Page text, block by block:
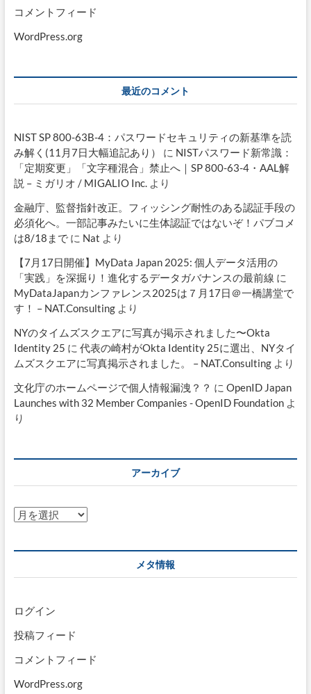
コメントフィード
WordPress.org
最近のコメント
NIST SP 800-63B-4：パスワードセキュリティの新基準を読
み解く(11月7日大幅追記あり）
に NISTパスワード新常識：
「定期変更」「文字種混合」禁止へ｜SP 800-63-4・AAL解
説 – ミガリオ / MIGALIO Inc.より
金融庁、監督指針改正。フィッシング耐性のある認証手段の
必須化へ。一部記事みたいに生体認証ではないぞ！パブコメ
は8/18までに Nat より
【7月17日開催】MyData Japan 2025: 個人データ活用の
「実践」を深掘り！進化するデータガバナンスの最前線 に
MyDataJapanカンファレンス2025は７月17日＠一橋講堂で
す！ – NAT.Consultingより
NYのタイムズスクエアに写真が掲示されました〜Okta
Identity 25 に 代表の崎村がOkta Identity 25に選出、NYタイ
ムズスクエアに写真掲示されました。 – NAT.Consultingより
文化庁のホームページで個人情報漏洩？？ に OpenID Japan
Launches with 32 Member Companies - OpenID Foundationよ
り
アーカイブ
ア
ブ
メタ情報
ログイン
投稿フィード
コメントフィード
WordPress.org